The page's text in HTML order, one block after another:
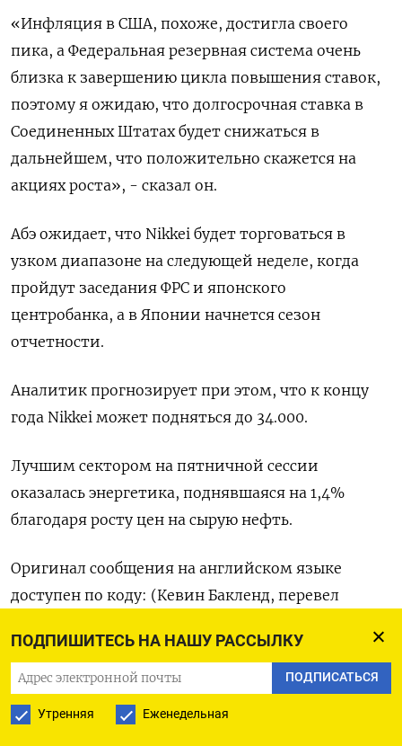
ПОДПИШИТЕСЬ НА НАШУ РАССЫЛКУ
ПОДПИСАТЬСЯ
Утренняя Еженедельная
«Инфляция в США, похоже, достигла своего
пика, а Федеральная резервная система очень
близка к завершению цикла повышения ставок,
поэтому я ожидаю, что долгосрочная ставка в
Соединенных Штатах будет снижаться в
дальнейшем, что положительно скажется на
акциях роста», - сказал он.
Абэ ожидает, что Nikkei будет торговаться в
узком диапазоне на следующей неделе, когда
пройдут заседания ФРС и японского
центробанка, а в Японии начнется сезон
отчетности.
Аналитик прогнозирует при этом, что к концу
года Nikkei может подняться до 34.000.
Лучшим сектором на пятничной сессии
оказалась энергетика, поднявшаяся на 1,4%
благодаря росту цен на сырую нефть.
Оригинал сообщения на английском языке
доступен по коду: (Кевин Бакленд, перевел
ПОДПИСАТЬСЯ НА ТЕЛЕГРАМ